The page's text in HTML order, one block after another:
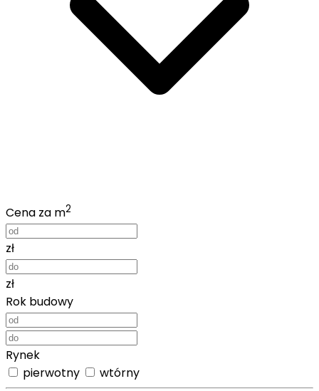
Cena za m2
zł
zł
Rok budowy
Rynek
pierwotny
wtórny